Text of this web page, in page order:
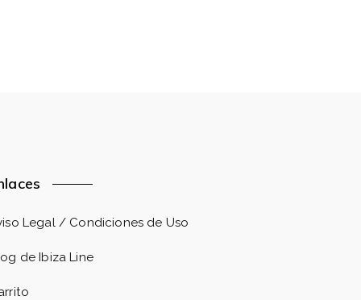
Legal / Condiciones de Uso
de Ibiza Line